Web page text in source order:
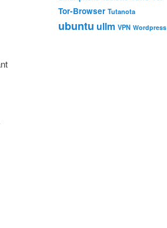
Tor-Browser Tutanota
ubuntu ullm VPN Wordpress